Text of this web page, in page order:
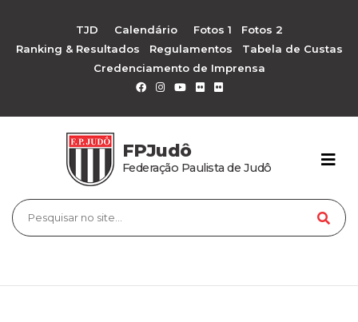
TJD Calendário Fotos 1
Fotos 2
Ranking & Resultados
Regulamentos
Tabela de Custas
Credenciamento de Imprensa
FPJudô
Federação Paulista de Judô